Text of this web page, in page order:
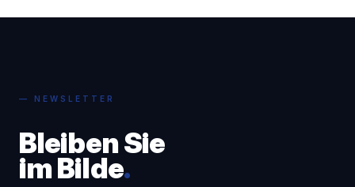
— NEWSLETTER
Bleiben Sie
im Bilde.